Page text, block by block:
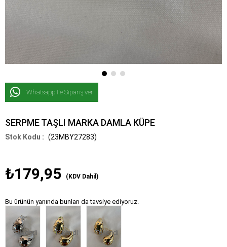
Whatsapp İle Sipariş ver
SERPME TAŞLI MARKA DAMLA KÜPE
(23MBY27283)
₺179,95 (KDV Dahil)
Bu ürünün yanında bunları da tavsiye ediyoruz.
Tükendi Tükendi Tükendi